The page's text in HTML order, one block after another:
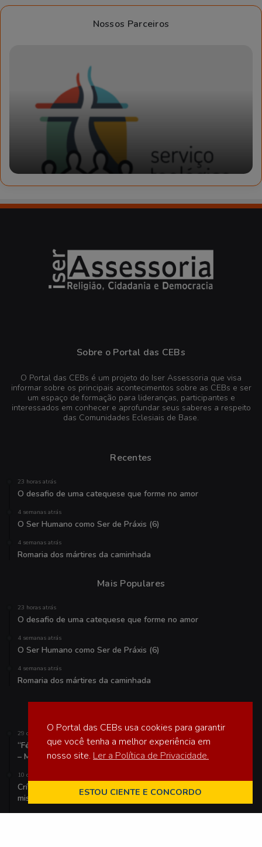
Nossos Parceiros
Sobre o Portal das CEBs
O Portal das CEBs é um projeto do Iser Assessoria que visa
informar sobre os principais acontecimentos sobre as CEBs e ser
um espaço de formação para lideranças, participantes e
interessados em conhecer e aprofundar seus saberes a respeito
das Comunidades Eclesiais de Base.
Recentes
23 horas atrás
O desafio de uma catequese que forme no amor
4 semanas atrás
O Ser Humano como Ser de Práxis (6)
4 semanas atrás
Romaria dos mártires da caminhada
Mais Populares
23 horas atrás
O desafio de uma catequese que forme no amor
4 semanas atrás
O Ser Humano como Ser de Práxis (6)
4 semanas atrás
Romaria dos mártires da caminhada
29 de abril de 2022
“Fé, esperança e corajoso compromisso com a vida e o Brasil”
– Mensagem da CNBB ao Povo Brasileiro
10 de abril de 2017
Crítica às reformas de Temer, CNBB pretende levar o tema a
missas e comunidades
O Portal das CEBs usa cookies para garantir
que você tenha a melhor experiência em
nosso site. Ler a Política de Privacidade.
ESTOU CIENTE E CONCORDO